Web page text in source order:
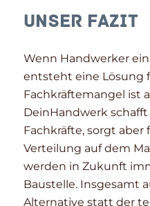
Unser Fazit
Wenn Handwerker
entsteht eine Lösung
Fachkräftemangel ist
DeinHandwerk
Fachkräfte, sorgt aber
Verteilung auf dem
werden in Zukunft
Baustelle. Insgesamt
Alternative statt der